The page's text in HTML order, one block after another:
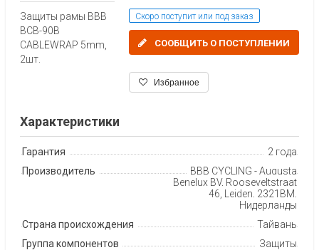
Скоро поступит или под заказ
СООБЩИТЬ О ПОСТУПЛЕНИИ
Избранное
Защиты рамы BBB
BCB-90B
CABLEWRAP 5mm,
2шт.
Характеристики
Гарантия
2 года
Производитель
BBB CYCLING - Augusta
Benelux BV, Rooseveltstraat
46, Leiden, 2321BM,
Нидерланды
Страна происхождения
Тайвань
Группа компонентов
Защиты